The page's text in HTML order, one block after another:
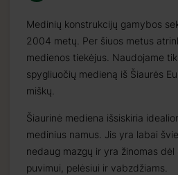
Medinių konstrukcijų gamybos
2004 metų. Per šiuos metus
medienos tiekėjus. Naudojame
spygliuočių medieną iš Šiaurės
miškų.
Šiaurinė mediena išsiskiria
medinius namus. Jis yra labai
nedaug mazgų ir yra žinomas
puvimui, pelėsiui ir vabzdžiams.